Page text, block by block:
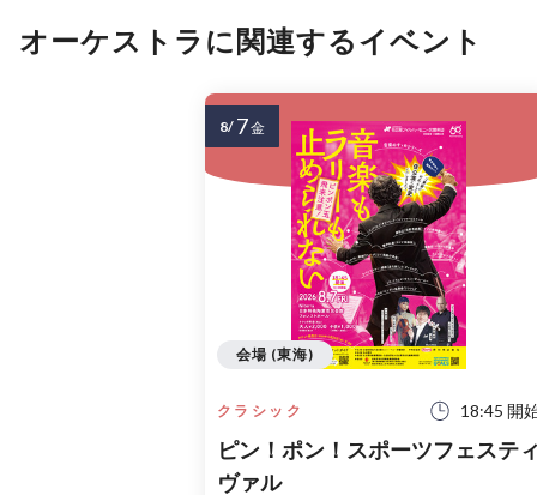
オーケストラに関連するイベント
クラシック 18:45 開
ピン！ポン！スポーツフェステ
ヴァル
会場 (東海)
8/ 7金